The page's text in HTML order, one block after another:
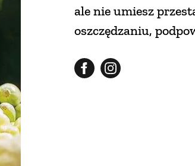
ale nie umiesz
oszczędzaniu,